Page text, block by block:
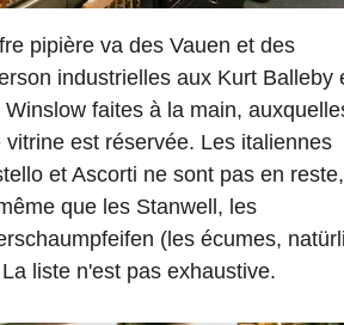
pipière va des Vauen et des
industrielles aux Kurt Balleby
Winslow faites à la main,
vitrine est réservée. Les italiennes
et Ascorti ne sont pas en reste,
que les Stanwell, les
(les écumes,
liste n'est pas exhaustive.